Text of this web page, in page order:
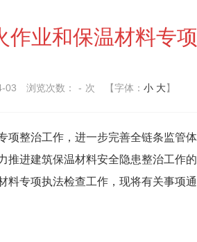
业和保温材料专
03 浏览次数： - 次 【字体： 小 大】
整治工作，进一步完善全链条监管
进建筑保温材料安全隐患整治工作
专项执法检查工作，现将有关事项通